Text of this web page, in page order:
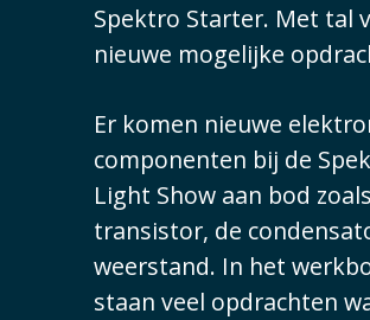
Spektro Starter. Met tal
nieuwe mogelijke
Er komen nieuwe
componenten bij de
Light Show aan bod
transistor, de
weerstand. In het
staan veel opdrachten